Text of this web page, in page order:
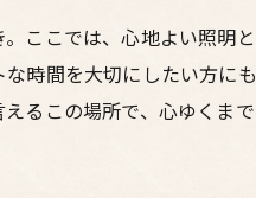
地の良い空間の重要性
の夜を楽しむ方法
家居酒屋の選び方
ここでは、心地よい照明
時間を大切にしたい方に
るこの場所で、心ゆくま